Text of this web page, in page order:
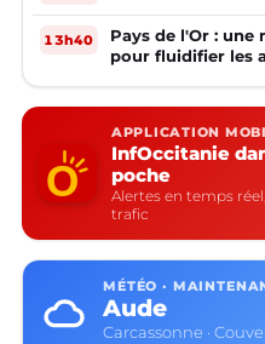
13h40
Pays de l'Or :
pour fluidifier les
APPLICATION
InfOccitanie
poche
Alertes en temps
trafic
MÉTÉO ·
Aude
Carcassonne ·